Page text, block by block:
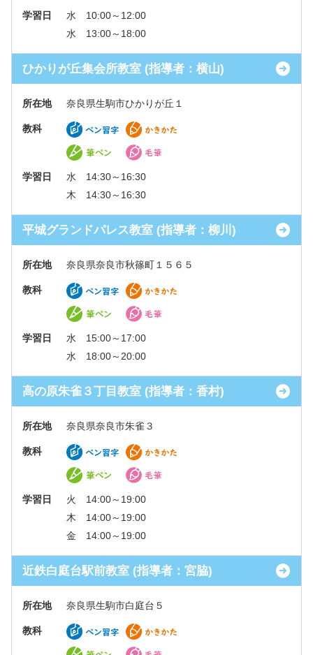
学習日
水 10:00～12:00
水 13:00～18:00
ひかりが丘集会所教室 (指導者：横山)
所在地 奈良県生駒市ひかりが丘１
教科
学習日
水 14:30～16:30
木 14:30～16:30
平城グランドパレス教室 (指導者：柳川)
所在地 奈良県奈良市秋篠町１５６５
教科
学習日
水 15:00～17:00
水 18:00～20:00
高の原朱雀３丁目教室 (指導者：香村)
所在地 奈良県奈良市朱雀３
教科
学習日
火 14:00～19:00
木 14:00～19:00
金 14:00～19:00
近鉄白庭台駅前教室 (指導者：宮脇)
所在地 奈良県生駒市白庭台５
教科